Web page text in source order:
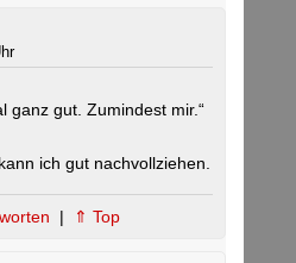
ganz gut. Zumindest mir.“
ich gut nachvollziehen.
| ⇑ Top